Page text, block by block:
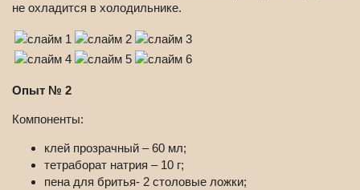
не охладится в холодильнике.
Опыт № 2
Компоненты:
клей прозрачный – 60 мл;
тетраборат натрия – 10 г;
пена для бритья- 2 столовые ложки;